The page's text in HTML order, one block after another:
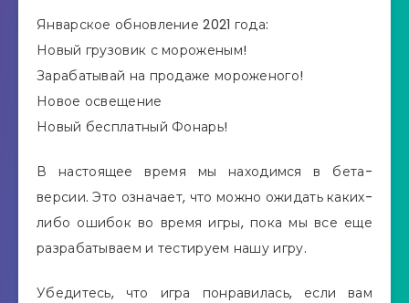
Январское обновление 2021 года:
Новый грузовик с мороженым!
Зарабатывай на продаже мороженого!
Новое освещение
Новый бесплатный Фонарь!
В настоящее время мы находимся в бета-
версии. Это означает, что можно ожидать каких-
либо ошибок во время игры, пока мы все еще
разрабатываем и тестируем нашу игру.
Убедитесь, что игра понравилась, если вам